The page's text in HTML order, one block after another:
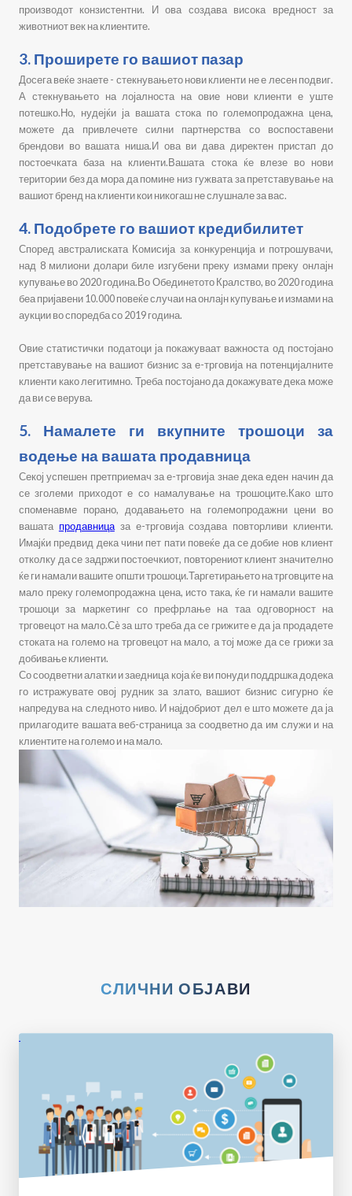
производот конзистентни. И ова создава висока вредност за
животниот век на клиентите.
3. Проширете го вашиот пазар
Досега веќе знаете - стекнувањето нови клиенти не е лесен подвиг.
А стекнувањето на лојалноста на овие нови клиенти е уште
потешко.Но, нудејќи ја вашата стока по големопродажна цена,
можете да привлечете силни партнерства со воспоставени
брендови во вашата ниша.И ова ви дава директен пристап до
постоечката база на клиенти.Вашата стока ќе влезе во нови
територии без да мора да помине низ гужвата за претставување на
вашиот бренд на клиенти кои никогаш не слушнале за вас.
4. Подобрете го вашиот кредибилитет
Според австралиската Комисија за конкуренција и потрошувачи,
над 8 милиони долари биле изгубени преку измами преку онлајн
купување во 2020 година.Во Обединетото Кралство, во 2020 година
беа пријавени 10.000 повеќе случаи на онлајн купување и измами на
аукции во споредба со 2019 година.
Овие статистички податоци ја покажуваат важноста од постојано
претставување на вашиот бизнис за е-трговија на потенцијалните
клиенти како легитимно. Треба постојано да докажувате дека може
да ви се верува.
5. Намалете ги вкупните трошоци за
водење на вашата продавница
Секој успешен претприемач за е-трговија знае дека еден начин да
се зголеми приходот е со намалување на трошоците.Како што
споменавме порано, додавањето на големопродажни цени во
вашата продавницаза е-трговија создава повторливи клиенти.
Имајќи предвид дека чини пет пати повеќе да се добие нов клиент
отколку да се задржи постоечкиот, повторениот клиент значително
ќе ги намали вашите општи трошоци.Таргетирањето на трговците на
мало преку големопродажна цена, исто така, ќе ги намали вашите
трошоци за маркетинг со префрлање на таа одговорност на
трговецот на мало.Сè за што треба да се грижите е да ја продадете
стоката на големо на трговецот на мало, а тој може да се грижи за
добивање клиенти.
Со соодветни алатки и заедница која ќе ви понуди поддршка додека
го истражувате овој рудник за злато, вашиот бизнис сигурно ќе
напредува на следното ниво. И најдобриот дел е што можете да ја
прилагодите вашата веб-страница за соодветно да им служи и на
клиентите на големо и на мало.
СЛИЧНИ ОБЈАВИ